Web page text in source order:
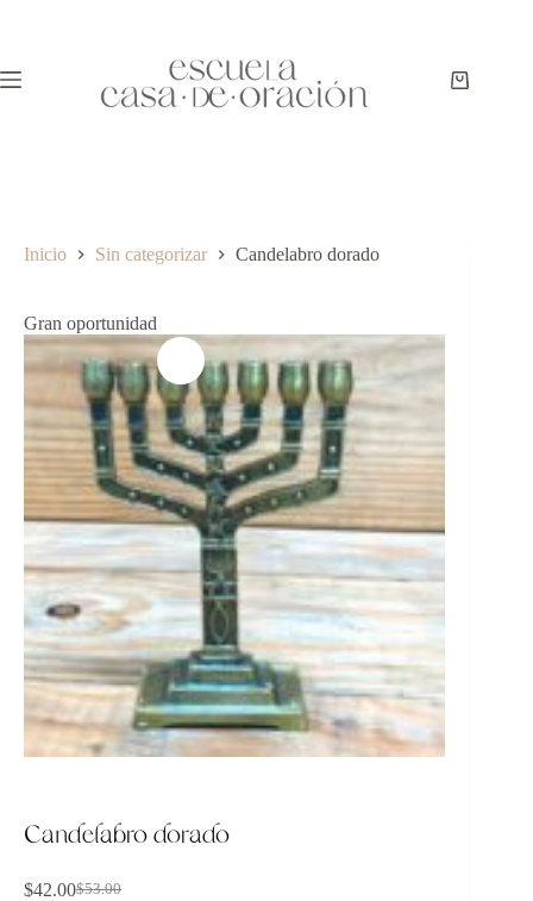
Inicio Sin categorizar Candelabro dorado
Gran oportunidad
Candelabro dorado
$53.00
$42.00